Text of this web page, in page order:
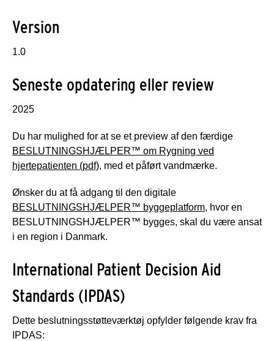
Version
1.0
Seneste opdatering eller review
2025
Du har mulighed for at se et preview af den færdige
BESLUTNINGSHJÆLPER™ om Rygning ved
hjertepatienten (pdf), med et påført vandmærke.
Ønsker du at få adgang til den digitale
BESLUTNINGSHJÆLPER™ byggeplatform, hvor en
BESLUTNINGSHJÆLPER™ bygges, skal du være ansat
i en region i Danmark.
International Patient Decision Aid
Standards (IPDAS)
Dette beslutningsstøtteværktøj opfylder følgende krav fra
IPDAS: